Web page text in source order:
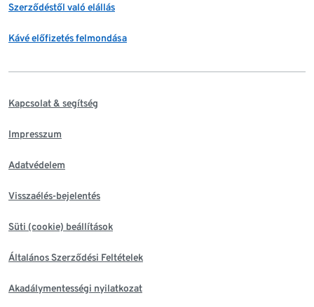
Szerződéstől való elállás
Kávé előfizetés felmondása
Kapcsolat & segítség
Impresszum
Adatvédelem
Visszaélés-bejelentés
Süti (cookie) beállítások
Általános Szerződési Feltételek
Akadálymentességi nyilatkozat